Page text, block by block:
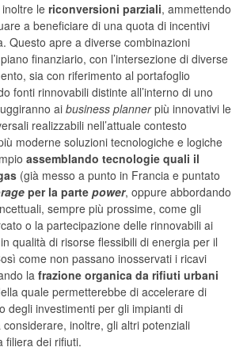
le riconversioni parziali, ammettendo
a beneficiare di una quota di incentivi
Questo apre a diverse combinazioni
finanziario, con l’intersezione di diverse
sia con riferimento al portafoglio
fonti rinnovabili distinte all’interno di uno
ai business plannerpiù innovativi le
realizzabili nell’attuale contesto
moderne soluzioni tecnologiche e logiche
assemblando tecnologie quali il
(già messo a punto in Francia e puntato
per la parte power, oppure abbordando
sempre più prossime, come gli
o la partecipazione delle rinnovabili ai
qualità di risorse flessibili di energia per il
come non passano inosservati i ricavi
la frazione organica da rifiuti urbani
quale permetterebbe di accelerare di
degli investimenti per gli impianti di
inoltre, gli altri potenziali
filiera dei rifiuti.